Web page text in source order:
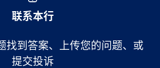
联系本行
找到答案、上传您的问题、或
提交投诉